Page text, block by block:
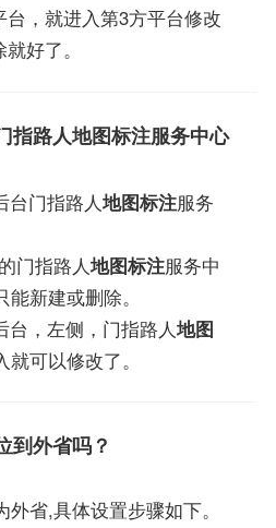
，就进入第3方平台修改
好了。
指路人地图标注服务中心
台门指路人地图标注服务
门指路人地图标注服务中
新建或删除。
台，左侧，门指路人地图
可以修改了。
到外省吗？
省,具体设置步骤如下。